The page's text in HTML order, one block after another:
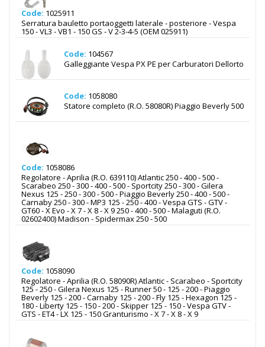
Code: 1025911
Serratura bauletto portaoggetti laterale - posteriore - Vespa
150 - VL3 - VB1 - 150 GS - V 2-3-4-5 (OEM 025911)
Code: 104567
Galleggiante Vespa PX PE per Carburatori Dellorto
Code: 1058080
Statore completo (R.O. 58080R) Piaggio Beverly 500
Code: 1058086
Regolatore - Aprilia (R.O. 639110) Atlantic 250 - 400 - 500 -
Scarabeo 250 - 300 - 400 - 500 - Sportcity 250 - 300 - Gilera
Nexus 125 - 250 - 300 - 500 - Piaggio Beverly 250 - 400 - 500 -
Carnaby 250 - 300 - MP3 125 - 250 - 400 - Vespa GTS - GTV -
GT60 - X Evo - X 7 - X 8 - X 9 250 - 400 - 500 - Malaguti (R.O.
02602400) Madison - Spidermax 250 - 500
Code: 1058090
Regolatore - Aprilia (R.O. 58090R) Atlantic - Scarabeo - Sportcity
125 - 250 - Gilera Nexus 125 - Runner 50 - 125 - 200 - Piaggio
Beverly 125 - 200 - Carnaby 125 - 200 - Fly 125 - Hexagon 125 -
180 - Liberty 125 - 150 - 200 - Skipper 125 - 150 - Vespa GTV -
GTS - ET4 - LX 125 - 150 Granturismo - X 7 - X 8 - X 9